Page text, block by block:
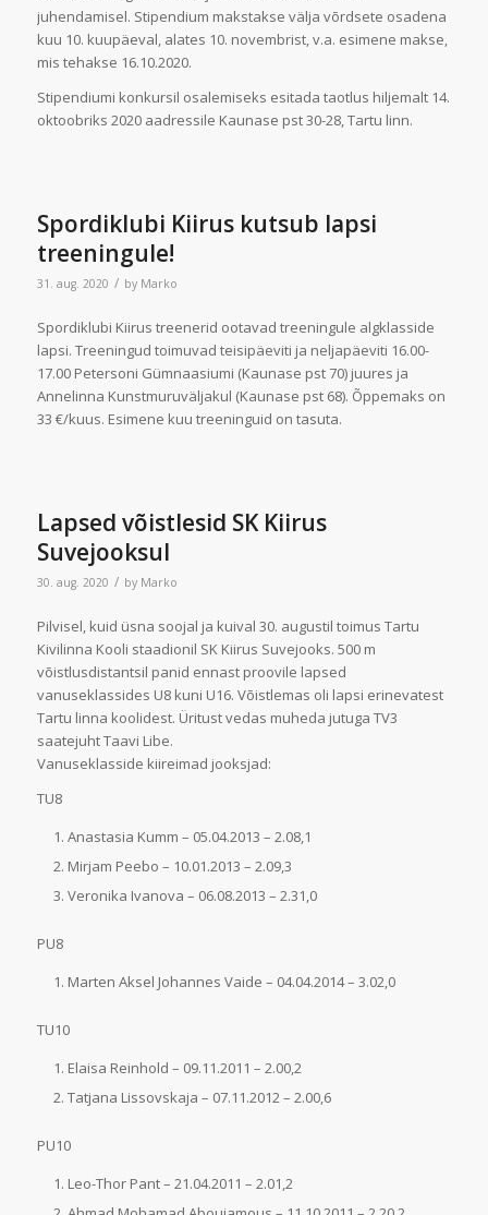
juhendamisel. Stipendium makstakse välja võrdsete osadena
kuu 10. kuupäeval, alates 10. novembrist, v.a. esimene makse,
mis tehakse 16.10.2020.
Stipendiumi konkursil osalemiseks esitada taotlus hiljemalt 14.
oktoobriks 2020 aadressile Kaunase pst 30-28, Tartu linn.
Spordiklubi Kiirus kutsub lapsi
treeningule!
31. aug. 2020 / by Marko
Spordiklubi Kiirus treenerid ootavad treeningule algklasside
lapsi. Treeningud toimuvad teisipäeviti ja neljapäeviti 16.00-
17.00 Petersoni Gümnaasiumi (Kaunase pst 70) juures ja
Annelinna Kunstmuruväljakul (Kaunase pst 68). Õppemaks on
33 €/kuus. Esimene kuu treeninguid on tasuta.
Lapsed võistlesid SK Kiirus
Suvejooksul
30. aug. 2020 / by Marko
Pilvisel, kuid üsna soojal ja kuival 30. augustil toimus Tartu
Kivilinna Kooli staadionil SK Kiirus Suvejooks. 500 m
võistlusdistantsil panid ennast proovile lapsed
vanuseklassides U8 kuni U16. Võistlemas oli lapsi erinevatest
Tartu linna koolidest. Üritust vedas muheda jutuga TV3
saatejuht Taavi Libe.
Vanuseklasside kiireimad jooksjad:
TU8
Anastasia Kumm – 05.04.2013 – 2.08,1
Mirjam Peebo – 10.01.2013 – 2.09,3
Veronika Ivanova – 06.08.2013 – 2.31,0
PU8
Marten Aksel Johannes Vaide – 04.04.2014 – 3.02,0
TU10
Elaisa Reinhold – 09.11.2011 – 2.00,2
Tatjana Lissovskaja – 07.11.2012 – 2.00,6
PU10
Leo-Thor Pant – 21.04.2011 – 2.01,2